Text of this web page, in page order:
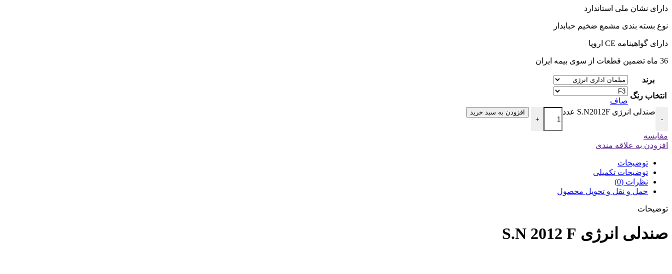
دارای نشان ملی استاندارد
نوع بسته بندی مشمع ضخیم حبابدار
دارای گواهینامه CE اروپا
36 ماه تضمین قطعات از سوی بیمه ایران
برند
انتخاب رنگ
صاف
-
صندلی انرژی S.N2012F عدد
+
افزودن به سبد خرید
مقایسه
افزودن به علاقه مندی
توضیحات
توضیحات تکمیلی
نظرات (0)
حمل و نقل و تحویل محصول
توضیحات
صندلی انرژی S.N 2012 F